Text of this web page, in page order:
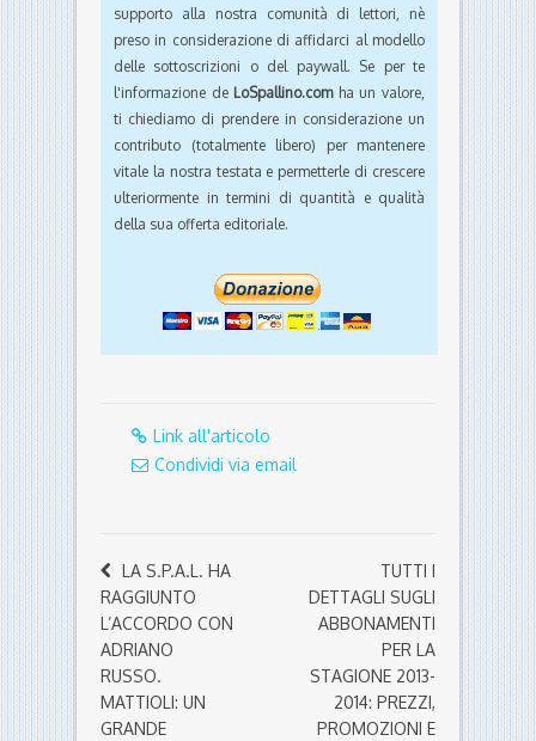
supporto alla nostra comunità di lettori, nè
preso in considerazione di affidarci al modello
delle sottoscrizioni o del paywall. Se per te
l'informazione de LoSpallino.comha un valore,
ti chiediamo di prendere in considerazione un
contributo (totalmente libero) per mantenere
vitale la nostra testata e permetterle di crescere
ulteriormente in termini di quantità e qualità
della sua offerta editoriale.
Link all'articolo
Condividi via email
LA S.P.A.L. HA
RAGGIUNTO
L’ACCORDO CON
ADRIANO
RUSSO.
MATTIOLI: UN
GRANDE
TUTTI I
DETTAGLI SUGLI
ABBONAMENTI
PER LA
STAGIONE 2013-
2014: PREZZI,
PROMOZIONI E